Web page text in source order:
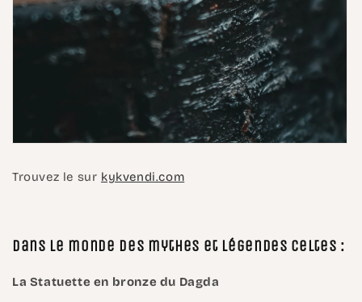
Trouvez le sur kykvendi.com
Dans le monde des mythes et légendes Celtes :
La Statuette en bronze du Dagda